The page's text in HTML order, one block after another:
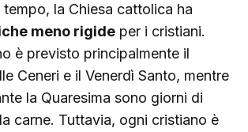
la Chiesa cattolica ha
meno rigide per i cristiani.
è previsto principalmente il
Ceneri e il Venerdì Santo, mentre
la Quaresima sono giorni di
carne. Tuttavia, ogni cristiano è